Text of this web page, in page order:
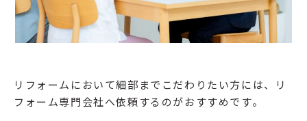
リフォームにおいて細部までこだわりたい方には、リ
フォーム専門会社へ依頼するのがおすすめです。